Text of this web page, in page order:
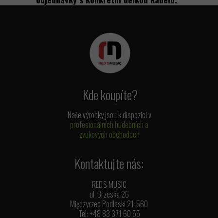
Naše výrobky jsou k dispozici v
profesionálních hudebních a
zvukových obchodech
Kde koupíte?
Kontaktujte nás:
RED'S MUSIC
ul. Brzeska 26
Międzyrzec Podlaski 21-560
Tel: +48 83 371 60 55